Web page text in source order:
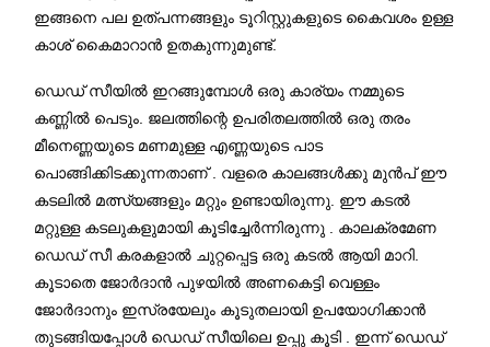
ഇങ്ങനെ പല ഉത്പന്നങ്ങളും ടൂറിസ്റ്റുകളുടെ കൈവശം ഉള്ള
കാശ് കൈമാറാൻ ഉതകുന്നുമുണ്ട്.
ഡെഡ് സീയിൽ ഇറങ്ങുമ്പോൾ ഒരു കാര്യം നമ്മുടെ
കണ്ണിൽ പെടും. ജലത്തിന്റെ ഉപരിതലത്തിൽ ഒരു തരം
മീനെണ്ണയുടെ മണമുള്ള എണ്ണയുടെ പാട
പൊങ്ങിക്കിടക്കുന്നതാണ് . വളരെ കാലങ്ങൾക്കു മുൻപ് ഈ
കടലിൽ മത്സ്യങ്ങളും മറ്റും ഉണ്ടായിരുന്നു. ഈ കടൽ
മറ്റുള്ള കടലുകളുമായി കൂടിച്ചേർന്നിരുന്നു . കാലക്രമേണ
ഡെഡ് സീ കരകളാൽ ചുറ്റപ്പെട്ട ഒരു കടൽ ആയി മാറി.
കൂടാതെ ജോർദാൻ പുഴയിൽ അണകെട്ടി വെള്ളം
ജോർദാനും ഇസ്രയേലും കൂടുതലായി ഉപയോഗിക്കാൻ
തുടങ്ങിയപ്പോൾ ഡെഡ് സീയിലെ ഉപ്പു കൂടി . ഇന്ന് ഡെഡ്